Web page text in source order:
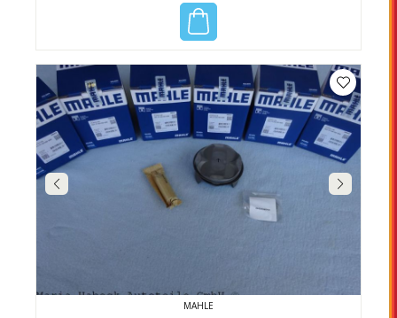
Porsche Vergleichsnummer : 997 103 030 30 / 99710303030 997 103 030 31 /
99710303031
MAHLE